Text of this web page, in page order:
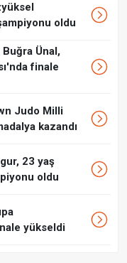
oldu
Buğra Ünal,
finale
Judo Milli
kazandı
23 yaş
oldu
yükseldi